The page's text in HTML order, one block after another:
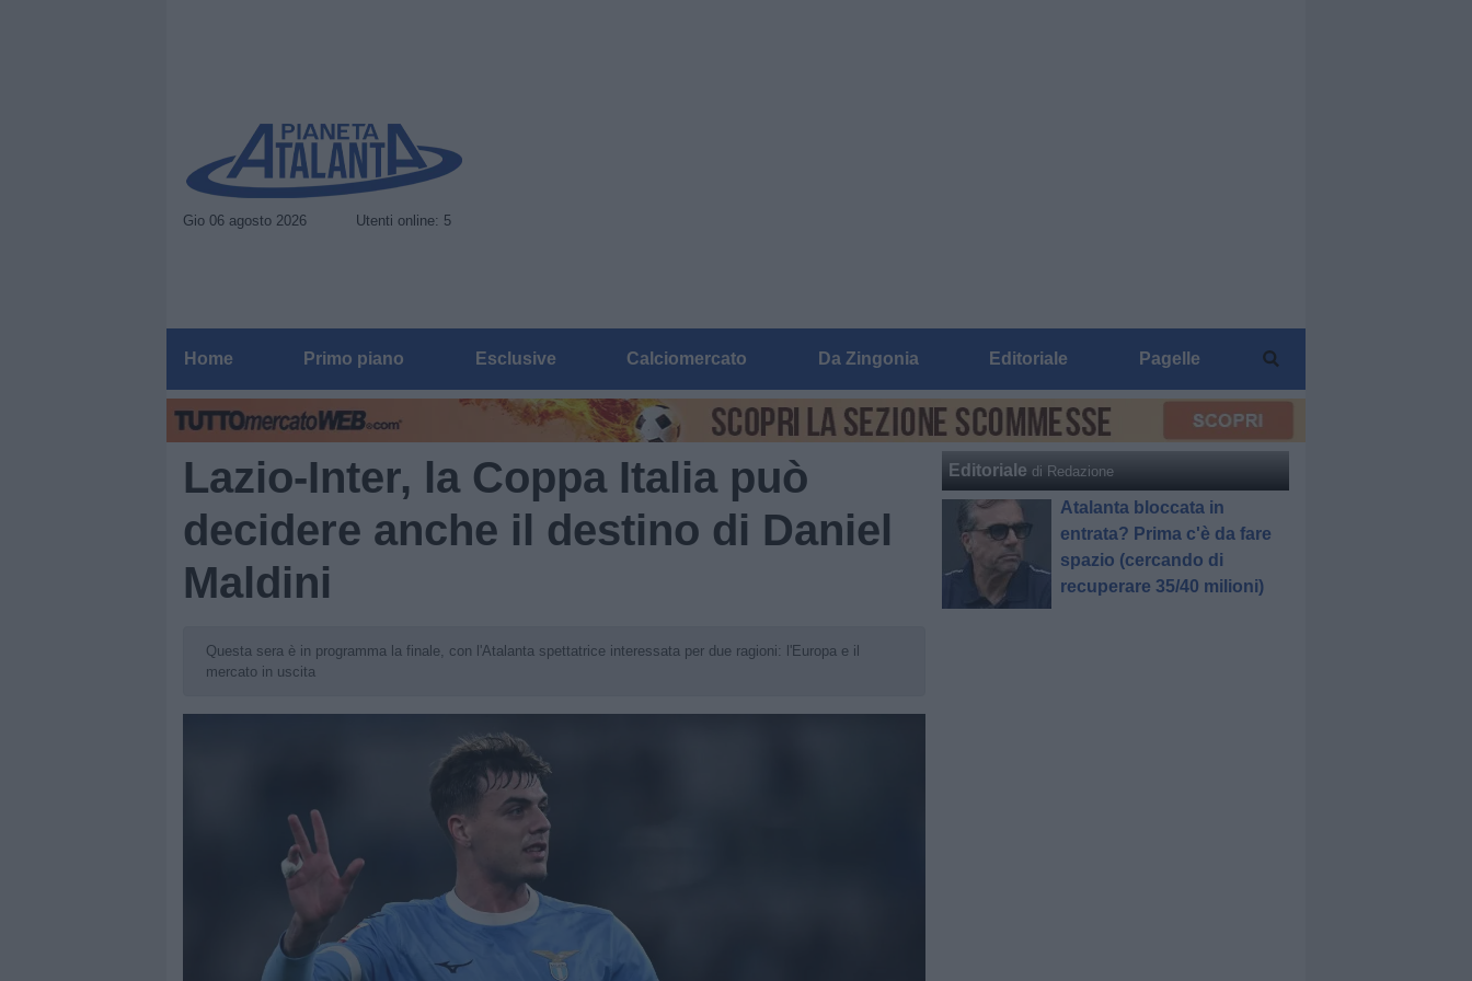
Gio 06 agosto 2026 Utenti online: 5
Home Primo piano Esclusive Calciomercato Da Zingonia Editoriale Pagelle
Lazio-Inter, la Coppa Italia può
decidere anche il destino di Daniel
Maldini
Questa sera è in programma la finale, con l'Atalanta spettatrice interessata per due ragioni: l'Europa e il
mercato in uscita
Editoriale di Redazione
Atalanta bloccata in
entrata? Prima c'è da fare
spazio (cercando di
recuperare 35/40 milioni)